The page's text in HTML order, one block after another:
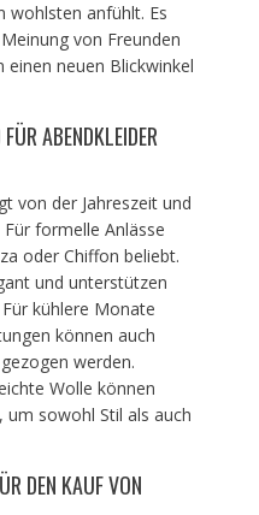
wohlsten anfühlt. Es
von Freunden
neuen Blickwinkel
ABENDKLEIDER
von der Jahreszeit und
formelle Anlässe
oder Chiffon beliebt.
und unterstützen
kühlere Monate
können auch
werden.
Wolle können
um sowohl Stil als auch
DEN KAUF VON